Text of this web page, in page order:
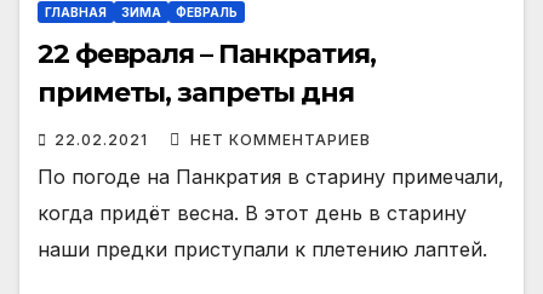
ГЛАВНАЯ ЗИМА ФЕВРАЛЬ
22 февраля – Панкратия,
приметы, запреты дня
22.02.2021 НЕТ КОММЕНТАРИЕВ
По погоде на Панкратия в старину примечали,
когда придёт весна. В этот день в старину
наши предки приступали к плетению лаптей.